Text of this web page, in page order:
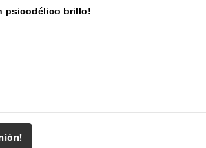
psicodélico brillo!